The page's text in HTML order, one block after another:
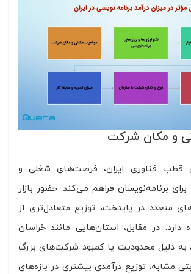
و مکان شرکت
قطب فناوری ایران، فرصت‌های شغلی و
برای برنامه‌نویسان فراهم می‌کند. حضور بازار
متعدد در پایتخت، توزیع متعادل‌تری از
دارد. در مقابل، استان‌هایی مانند خراسان
به دلیل محدودیت یا کمبود شرکت‌های بزرگ
مشابه، توزیع درآمدی بیشتری در بازه‌های